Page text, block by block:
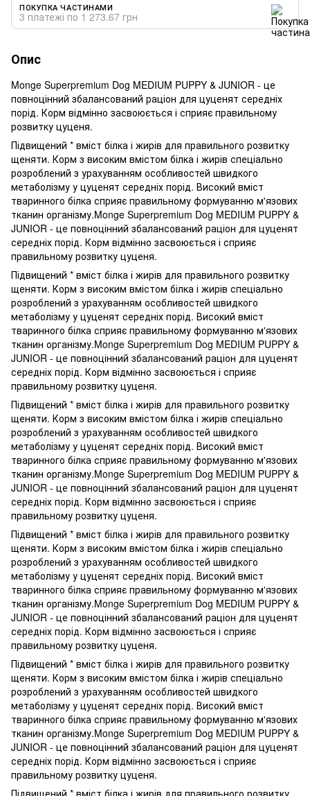
ПОКУПКА ЧАСТИНАМИ
3 платежі по 1 273.67 грн
Опис
Monge Superpremium Dog MEDIUM PUPPY & JUNIOR - це
повноцінний збалансований раціон для цуценят середніх
порід. Корм відмінно засвоюється і сприяє правильному
розвитку цуценя.
Підвищений * вміст білка і жирів для правильного розвитку
щеняти. Корм з високим вмістом білка і жирів спеціально
розроблений з урахуванням особливостей швидкого
метаболізму у цуценят середніх порід. Високий вміст
тваринного білка сприяє правильному формуванню м'язових
тканин організму.Monge Superpremium Dog MEDIUM PUPPY &
JUNIOR - це повноцінний збалансований раціон для цуценят
середніх порід. Корм відмінно засвоюється і сприяє
правильному розвитку цуценя.
Підвищений * вміст білка і жирів для правильного розвитку
щеняти. Корм з високим вмістом білка і жирів спеціально
розроблений з урахуванням особливостей швидкого
метаболізму у цуценят середніх порід. Високий вміст
тваринного білка сприяє правильному формуванню м'язових
тканин організму.Monge Superpremium Dog MEDIUM PUPPY &
JUNIOR - це повноцінний збалансований раціон для цуценят
середніх порід. Корм відмінно засвоюється і сприяє
правильному розвитку цуценя.
Підвищений * вміст білка і жирів для правильного розвитку
щеняти. Корм з високим вмістом білка і жирів спеціально
розроблений з урахуванням особливостей швидкого
метаболізму у цуценят середніх порід. Високий вміст
тваринного білка сприяє правильному формуванню м'язових
тканин організму.Monge Superpremium Dog MEDIUM PUPPY &
JUNIOR - це повноцінний збалансований раціон для цуценят
середніх порід. Корм відмінно засвоюється і сприяє
правильному розвитку цуценя.
Підвищений * вміст білка і жирів для правильного розвитку
щеняти. Корм з високим вмістом білка і жирів спеціально
розроблений з урахуванням особливостей швидкого
метаболізму у цуценят середніх порід. Високий вміст
тваринного білка сприяє правильному формуванню м'язових
тканин організму.Monge Superpremium Dog MEDIUM PUPPY &
JUNIOR - це повноцінний збалансований раціон для цуценят
середніх порід. Корм відмінно засвоюється і сприяє
правильному розвитку цуценя.
Підвищений * вміст білка і жирів для правильного розвитку
щеняти. Корм з високим вмістом білка і жирів спеціально
розроблений з урахуванням особливостей швидкого
метаболізму у цуценят середніх порід. Високий вміст
тваринного білка сприяє правильному формуванню м'язових
тканин організму.Monge Superpremium Dog MEDIUM PUPPY &
JUNIOR - це повноцінний збалансований раціон для цуценят
середніх порід. Корм відмінно засвоюється і сприяє
правильному розвитку цуценя.
Підвищений * вміст білка і жирів для правильного розвитку